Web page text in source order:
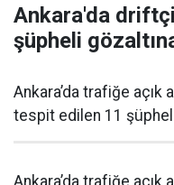
Ankara'da
şüpheli
Ankara’da trafiğe açık
tespit edilen 11 şüpheli
Ankara’da trafiğe açık